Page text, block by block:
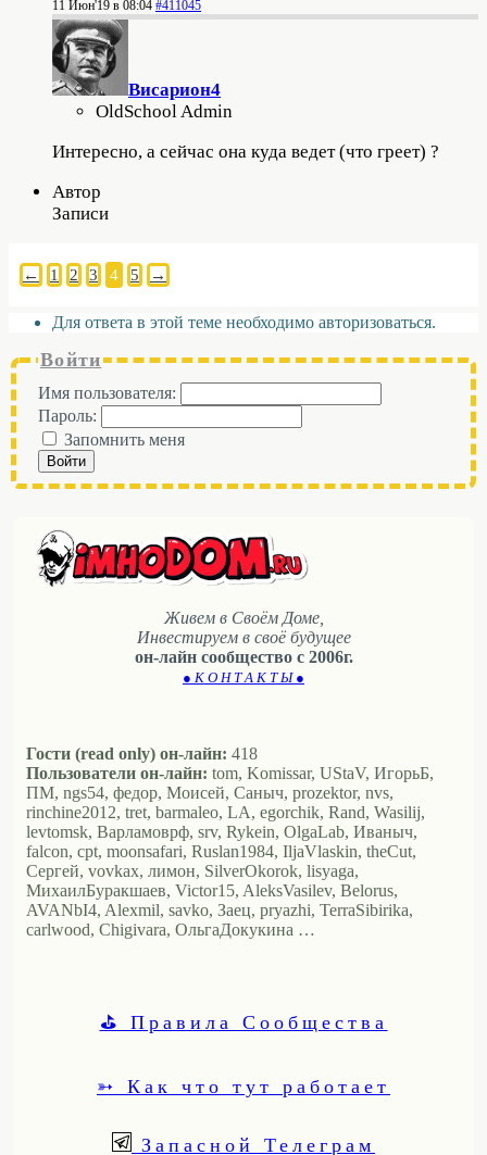
11 Июн'19 в 08:04 #411045
Висариoн4
OldSchool Admin
Интересно, а сейчас она куда ведет (что греет) ?
Автор
Записи
← 1 2 3 4 5 →
Для ответа в этой теме необходимо авторизоваться.
Войти
Имя пользователя:
Пароль:
Запомнить меня
Войти
Живем в Своём Доме,
Инвестируем в своё будущее
он-лайн сообщество с 2006г.
● К О Н Т А К Т Ы ●
Гости (read only) он-лайн: 418
Пользователи он-лайн: tom, Komissar, UStaV, ИгорьБ,
ПМ, ngs54, федор, Моисей, Саныч, prozektor, nvs,
rinchine2012, tret, barmaleo, LA, egorchik, Rand, Wasilij,
levtomsk, Варламоврф, srv, Rykein, OlgaLab, Иваныч,
falcon, cpt, moonsafari, Ruslan1984, IljaVlaskin, theCut,
Сергей, vovkax, лимон, SilverOkorok, lisyaga,
МихаилБуракшаев, Victor15, AleksVasilev, Belorus,
AVANbI4, Alexmil, savko, Заец, pryazhi, TerraSibirika,
carlwood, Chigivara, ОльгаДокукина …
⛳ Правила Сообщества
➳ Как что тут работает
Запасной Телеграм